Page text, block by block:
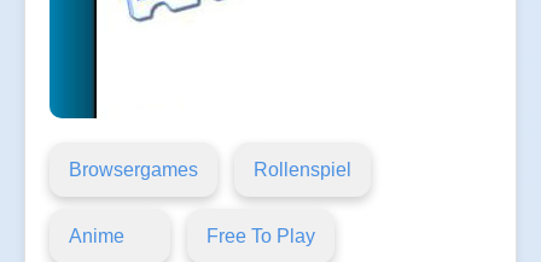
Browsergames Rollenspiel
Anime Free To Play